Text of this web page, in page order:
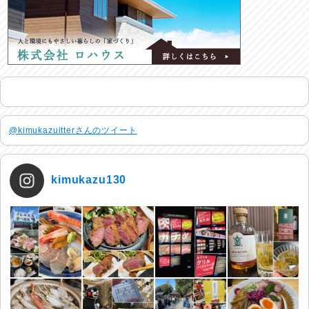
@kimukazuitterさんのツイート
kimukazu130